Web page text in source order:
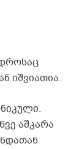
იშვიათია.
აშკარა